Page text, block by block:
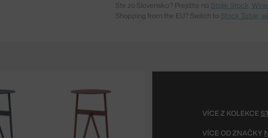
Ste zo Slovenska? Prejdite na Stolík Stock, Wine
Shopping from the EU? Switch to Stock Table,
VÍCE Z KOLEKCE
VÍCE OD ZNAČKY